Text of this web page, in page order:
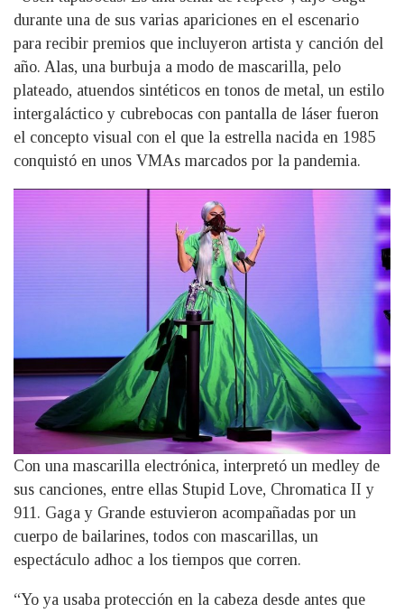
durante una de sus varias apariciones en el escenario
para recibir premios que incluyeron artista y canción del
año. Alas, una burbuja a modo de mascarilla, pelo
plateado, atuendos sintéticos en tonos de metal, un estilo
intergaláctico y cubrebocas con pantalla de láser fueron
el concepto visual con el que la estrella nacida en 1985
conquistó en unos VMAs marcados por la pandemia.
Con una mascarilla electrónica, interpretó un medley de
sus canciones, entre ellas Stupid Love, Chromatica II y
911. Gaga y Grande estuvieron acompañadas por un
cuerpo de bailarines, todos con mascarillas, un
espectáculo adhoc a los tiempos que corren.
“Yo ya usaba protección en la cabeza desde antes que